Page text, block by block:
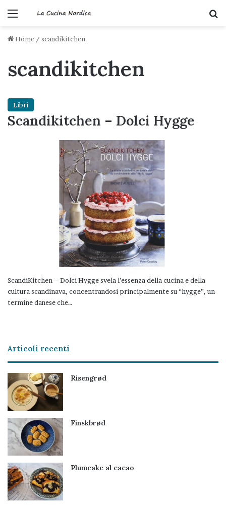
Menu
Home / scandikitchen
scandikitchen
Libri
Scandikitchen – Dolci Hygge
ScandiKitchen – Dolci Hygge svela l’essenza della cucina e della
cultura scandinava, concentrandosi principalmente su “hygge”, un
termine danese che…
Articoli recenti
Risengrød
Finskbrød
Plumcake al cacao